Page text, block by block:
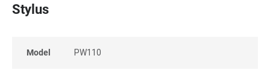
Stylus
Model PW110